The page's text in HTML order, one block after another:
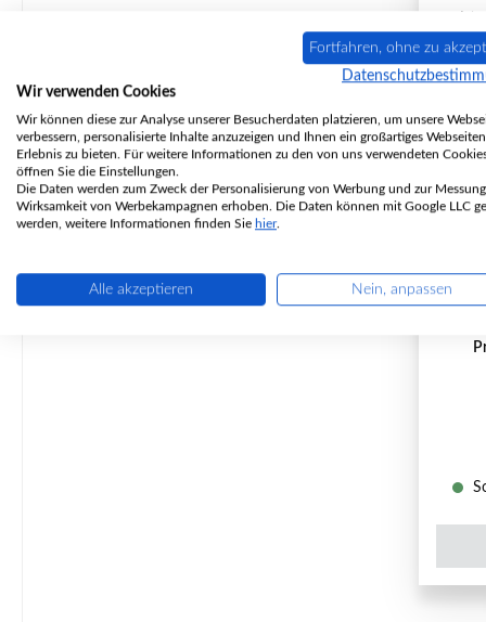
Fortfahren, ohne zu
Wir verwenden Cookies
Wir können diese zur Analyse unserer Besucherdaten platzieren, um unsere
verbessern, personalisierte Inhalte anzuzeigen und Ihnen ein großartiges
Erlebnis zu bieten. Für weitere Informationen zu den von uns verwendeten
öffnen Sie die Einstellungen.
Die Daten werden zum Zweck der Personalisierung von Werbung und zur
Wirksamkeit von Werbekampagnen erhoben. Die Daten können mit Google LLC
werden, weitere Informationen finden Sie hier.
Alle akzeptieren Nein, anpassen